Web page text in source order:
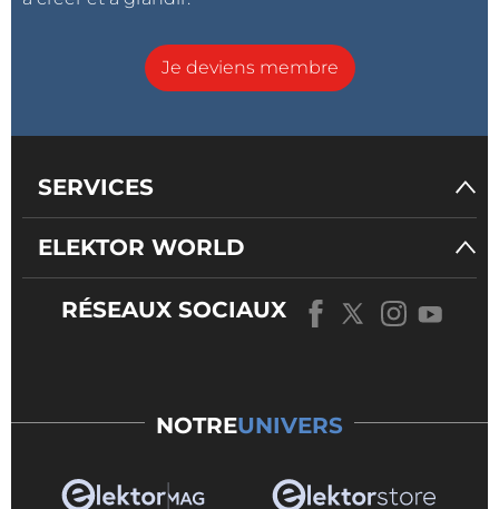
Je deviens membre
SERVICES
ELEKTOR WORLD
RÉSEAUX SOCIAUX
NOTREUNIVERS